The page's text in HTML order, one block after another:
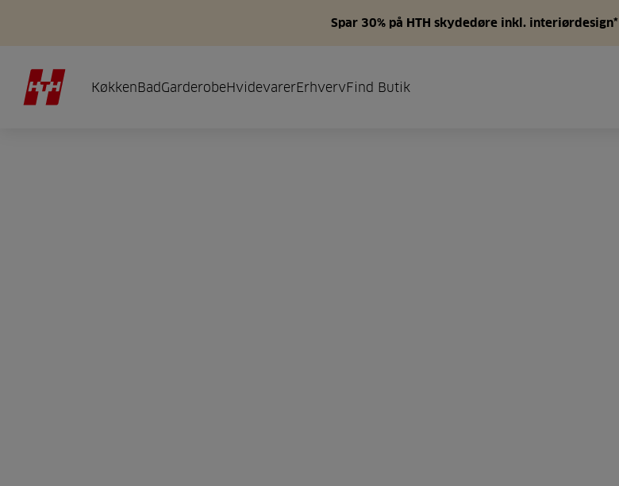
Spar 30% på HTH skydedøre inkl. interiørdesign*
KøkkenBadGarderobeHvidevarerErhvervFind Butik